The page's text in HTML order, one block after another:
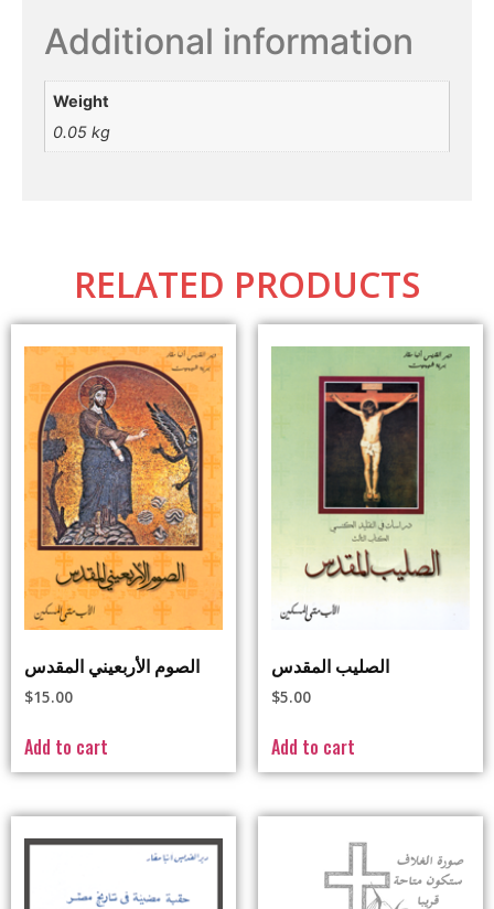
Additional information
Weight
0.05 kg
RELATED PRODUCTS
الصوم الأربعيني المقدس
$15.00
Add to cart
الصليب المقدس
$5.00
Add to cart